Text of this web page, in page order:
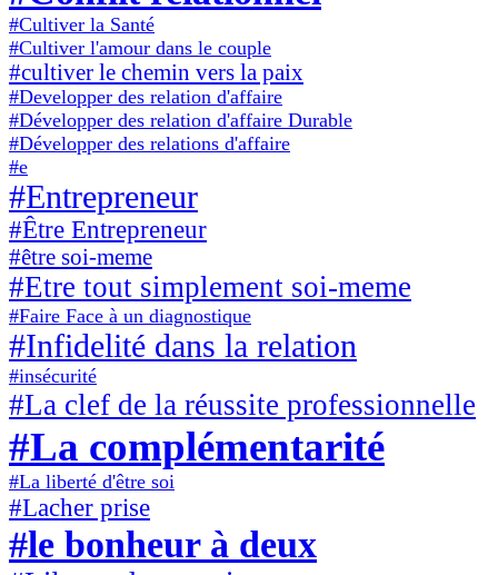
#Cultiver la Santé
#Cultiver l'amour dans le couple
#cultiver le chemin vers la paix
#Developper des relation d'affaire
#Développer des relation d'affaire Durable
#Développer des relations d'affaire
#e
#Entrepreneur
#Être Entrepreneur
#être soi-meme
#Etre tout simplement soi-meme
#Faire Face à un diagnostique
#Infidelité dans la relation
#insécurité
#La clef de la réussite professionnelle
#La complémentarité
#La liberté d'être soi
#Lacher prise
#le bonheur à deux